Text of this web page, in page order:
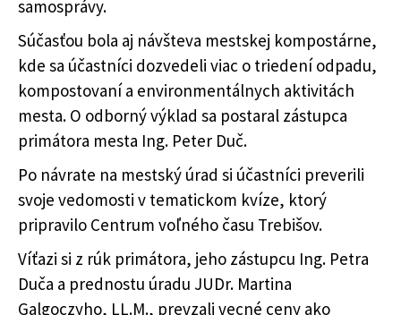
samosprávy.
Súčasťou bola aj návšteva mestskej kompostárne,
kde sa účastníci dozvedeli viac o triedení odpadu,
kompostovaní a environmentálnych aktivitách
mesta. O odborný výklad sa postaral zástupca
primátora mesta Ing. Peter Duč.
Po návrate na mestský úrad si účastníci preverili
svoje vedomosti v tematickom kvíze, ktorý
pripravilo Centrum voľného času Trebišov.
Víťazi si z rúk primátora, jeho zástupcu Ing. Petra
Duča a prednostu úradu JUDr. Martina
Galgoczyho, LL.M., prevzali vecné ceny ako